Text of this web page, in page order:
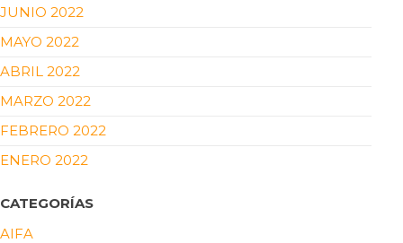
JUNIO 2022
MAYO 2022
ABRIL 2022
MARZO 2022
FEBRERO 2022
ENERO 2022
CATEGORÍAS
AIFA